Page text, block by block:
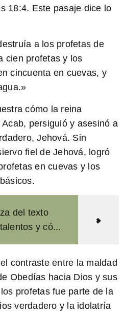
18:4. Este pasaje dice lo
a los profetas de
cien profetas y los
cincuenta en cuevas, y
cómo la reina
persiguió y asesinó a
Jehová. Sin
fiel de Jehová, logró
en cuevas y los
del texto
y có...
contraste entre la maldad
Obedías hacia Dios y sus
profetas fue parte de la
verdadero y la idolatría